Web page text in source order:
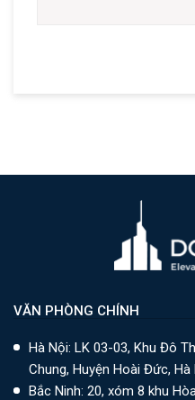
VĂN PHÒNG CHÍNH
Hà Nội: LK 03-03, Khu Đô
Chung, Huyện Hoài Đức, Hà
Bắc Ninh: 20, xóm 8 khu